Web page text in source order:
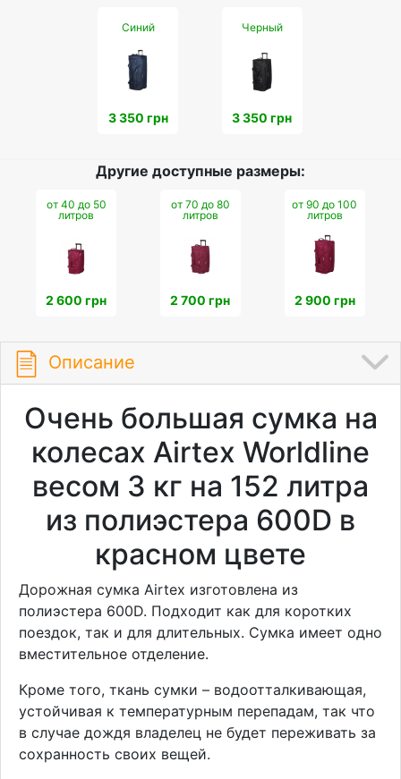
Синий
3 350 грн
Черный
3 350 грн
Другие доступные размеры:
от 40 до 50
литров
2 600 грн
от 70 до 80
литров
2 700 грн
от 90 до 100
литров
2 900 грн
Описание
Очень большая сумка на
колесах Airtex Worldline
весом 3 кг на 152 литра
из полиэстера 600D в
красном цвете
Дорожная сумка Airtex изготовлена из
полиэстера 600D. Подходит как для коротких
поездок, так и для длительных. Сумка имеет одно
вместительное отделение.
Кроме того, ткань сумки – водоотталкивающая,
устойчивая к температурным перепадам, так что
в случае дождя владелец не будет переживать за
сохранность своих вещей.